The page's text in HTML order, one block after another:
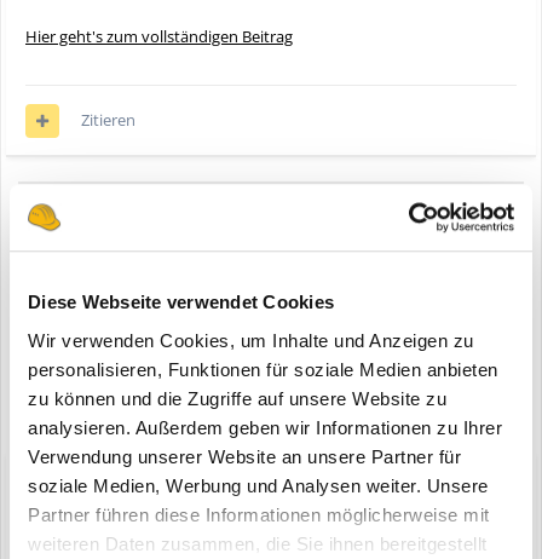
Diese Webseite verwendet Cookies
Wir verwenden Cookies, um Inhalte und Anzeigen zu
personalisieren, Funktionen für soziale Medien anbieten
zu können und die Zugriffe auf unsere Website zu
analysieren. Außerdem geben wir Informationen zu Ihrer
Verwendung unserer Website an unsere Partner für
soziale Medien, Werbung und Analysen weiter. Unsere
Partner führen diese Informationen möglicherweise mit
weiteren Daten zusammen, die Sie ihnen bereitgestellt
Hier geht's zum vollständigen Beitrag
Zitieren
Registriere dich um diese Anzeige nicht mehr zu sehen.
Diskutiere mit!
Du kannst jetzt antworten und Dich später anmelden. Wenn du
bereits einen Account hast kannst du dich hieranmelden.